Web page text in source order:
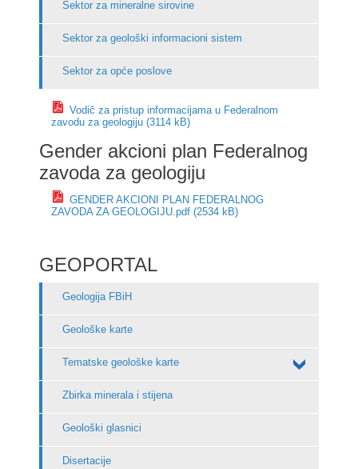
Sektor za mineralne sirovine
Sektor za geološki informacioni sistem
Sektor za opće poslove
Vodič za pristup informacijama u Federalnom
zavodu za geologiju (3114 kB)
Gender akcioni plan Federalnog
zavoda za geologiju
GENDER AKCIONI PLAN FEDERALNOG
ZAVODA ZA GEOLOGIJU.pdf (2534 kB)
GEOPORTAL
Geologija FBiH
Geološke karte
Tematske geološke karte
Zbirka minerala i stijena
Geološki glasnici
Disertacije